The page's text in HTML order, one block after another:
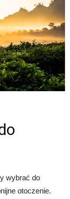
wybrać do
otoczenie.